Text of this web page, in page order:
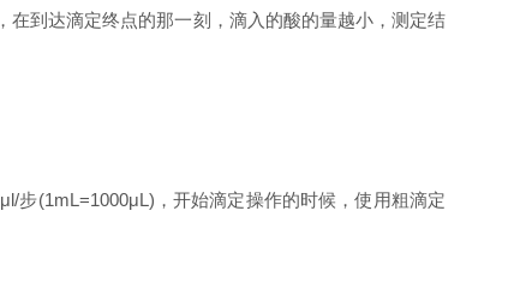
到达滴定终点的那一刻，滴入的酸的量越小，测定结
步(1mL=1000μL)，开始滴定操作的时候，使用粗滴定